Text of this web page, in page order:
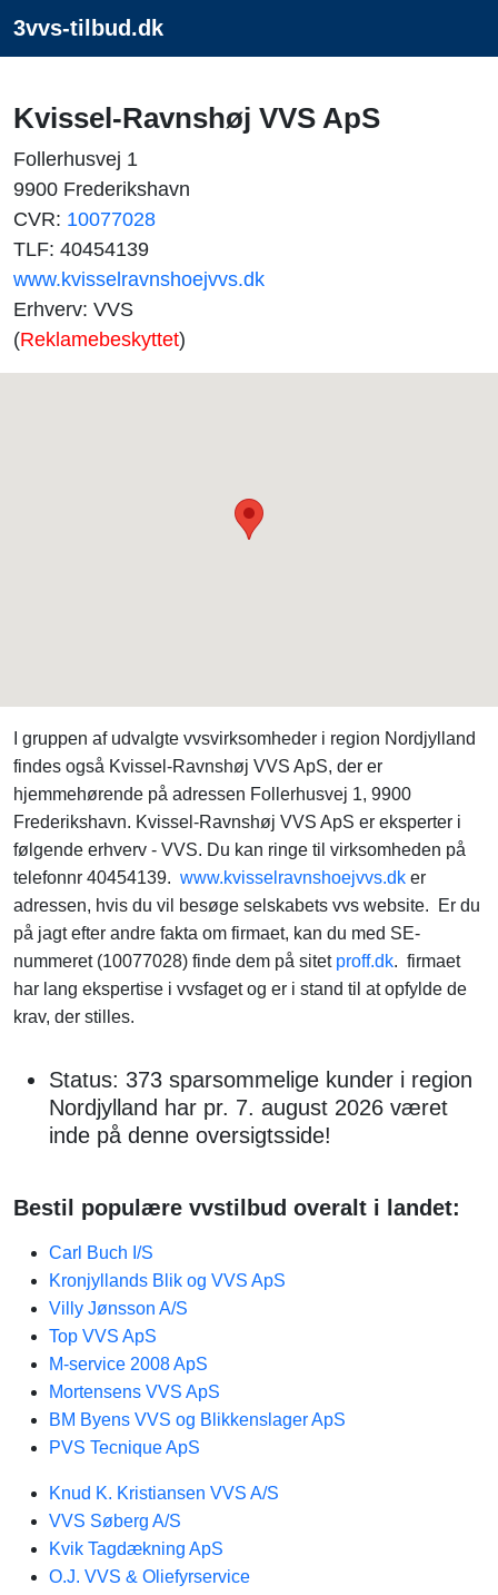
3vvs-tilbud.dk
Kvissel-Ravnshøj VVS ApS
Follerhusvej 1
9900 Frederikshavn
CVR: 10077028
TLF: 40454139
www.kvisselravnshoejvvs.dk
Erhverv: VVS
(Reklamebeskyttet)
I gruppen af udvalgte vvsvirksomheder i region Nordjylland
findes også Kvissel-Ravnshøj VVS ApS, der er
hjemmehørende på adressen Follerhusvej 1, 9900
Frederikshavn. Kvissel-Ravnshøj VVS ApS er eksperter i
følgende erhverv - VVS. Du kan ringe til virksomheden på
telefonnr 40454139. www.kvisselravnshoejvvs.dk er
adressen, hvis du vil besøge selskabets vvs website. Er du
på jagt efter andre fakta om firmaet, kan du med SE-
nummeret (10077028) finde dem på sitet proff.dk. firmaet
har lang ekspertise i vvsfaget og er i stand til at opfylde de
krav, der stilles.
Status: 373 sparsommelige kunder i region
Nordjylland har pr. 7. august 2026 været
inde på denne oversigtsside!
Bestil populære vvstilbud overalt i landet:
Carl Buch I/S
Kronjyllands Blik og VVS ApS
Villy Jønsson A/S
Top VVS ApS
M-service 2008 ApS
Mortensens VVS ApS
BM Byens VVS og Blikkenslager ApS
PVS Tecnique ApS
Knud K. Kristiansen VVS A/S
VVS Søberg A/S
Kvik Tagdækning ApS
O.J. VVS & Oliefyrservice